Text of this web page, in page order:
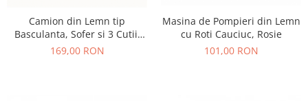
Camion din Lemn tip
Basculanta, Sofer si 3 Cutii,
18+ Luni
169,00 RON
Masina de Pompieri din Lemn
cu Roti Cauciuc, Rosie
101,00 RON